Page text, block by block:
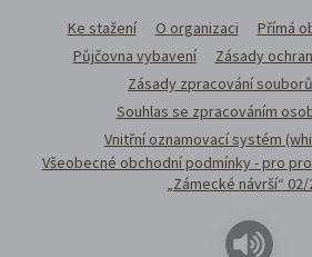
Ke stažení O organizaci
Přímá
Půjčovna vybavení
Zásady
Zásady zpracování
Souhlas se zpracováním
Vnitřní oznamovací systém
Všeobecné obchodní podmínky - pro
„Zámecké návrší“ 02/